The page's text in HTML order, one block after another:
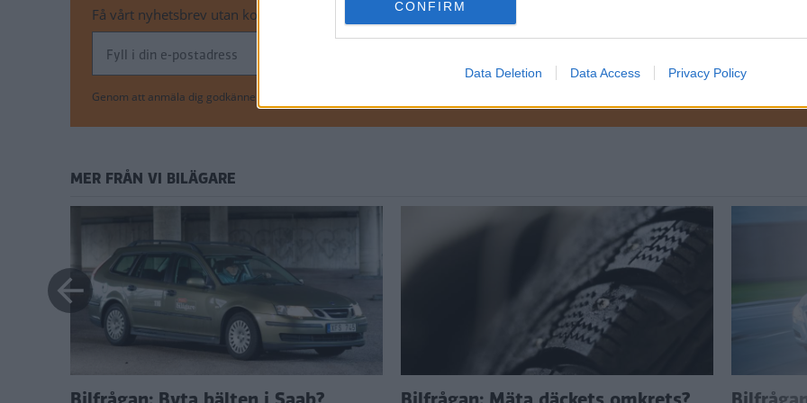
CONFIRM
Data Deletion Data Access Privacy Policy
Få vårt nyhetsbrev utan kostnad
Genom att anmäla dig godkänner du OK-förlagets
MER FRÅN VI BILÄGARE